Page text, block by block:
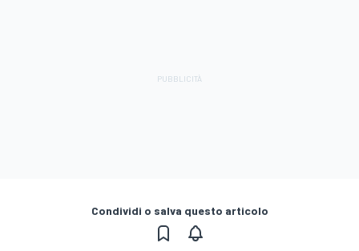
Condividi o salva questo articolo